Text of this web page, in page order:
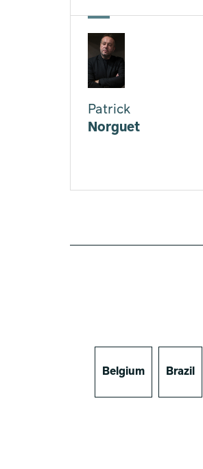
Patrick
Norguet
Belgium Brazil